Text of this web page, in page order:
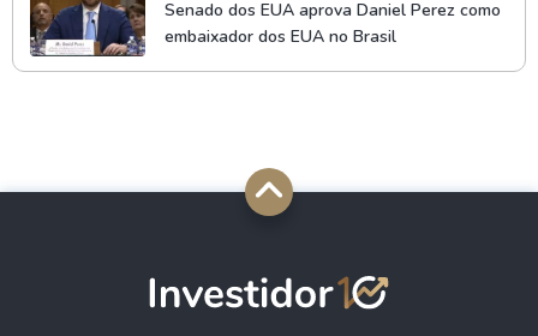
Senado dos EUA aprova Daniel Perez como
embaixador dos EUA no Brasil